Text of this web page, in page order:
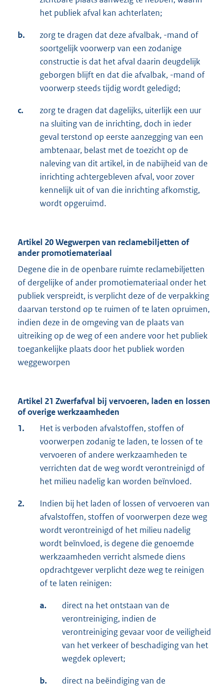
het publiek afval kan achterlaten;
b.
zorg te dragen dat deze afvalbak, -mand of
soortgelijk voorwerp van een zodanige
constructie is dat het afval daarin deugdelijk
geborgen blijft en dat die afvalbak, -mand of
voorwerp steeds tijdig wordt geledigd;
c.
zorg te dragen dat dagelijks, uiterlijk een uur
na sluiting van de inrichting, doch in ieder
geval terstond op eerste aanzegging van een
ambtenaar, belast met de toezicht op de
naleving van dit artikel, in de nabijheid van de
inrichting achtergebleven afval, voor zover
kennelijk uit of van die inrichting afkomstig,
wordt opgeruimd.
Artikel 20 Wegwerpen van reclamebiljetten of
ander promotiemateriaal
Degene die in de openbare ruimte reclamebiljetten
of dergelijke of ander promotiemateriaal onder het
publiek verspreidt, is verplicht deze of de verpakking
daarvan terstond op te ruimen of te laten opruimen,
indien deze in de omgeving van de plaats van
uitreiking op de weg of een andere voor het publiek
toegankelijke plaats door het publiek worden
weggeworpen
Artikel 21 Zwerfafval bij vervoeren, laden en lossen
of overige werkzaamheden
1.
Het is verboden afvalstoffen, stoffen of
voorwerpen zodanig te laden, te lossen of te
vervoeren of andere werkzaamheden te
verrichten dat de weg wordt verontreinigd of
het milieu nadelig kan worden beïnvloed.
2.
Indien bij het laden of lossen of vervoeren van
afvalstoffen, stoffen of voorwerpen deze weg
wordt verontreinigd of het milieu nadelig
wordt beïnvloed, is degene die genoemde
werkzaamheden verricht alsmede diens
opdrachtgever verplicht deze weg te reinigen
of te laten reinigen:
a.
direct na het ontstaan van de
verontreiniging, indien de
verontreiniging gevaar voor de veiligheid
van het verkeer of beschadiging van het
wegdek oplevert;
b.
direct na beëindiging van de